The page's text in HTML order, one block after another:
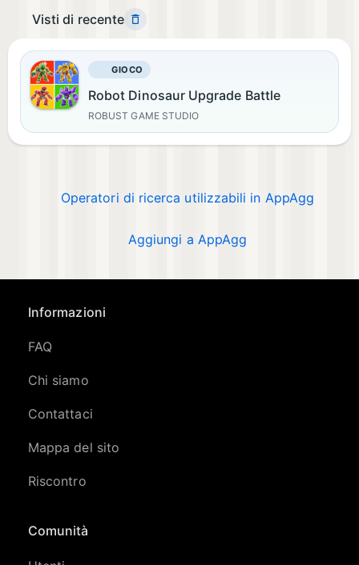
Visti di recente
GIOCO
Robot Dinosaur Upgrade Battle
ROBUST GAME STUDIO
Operatori di ricerca utilizzabili in AppAgg
Aggiungi a AppAgg
Informazioni
FAQ
Chi siamo
Contattaci
Mappa del sito
Riscontro
Comunità